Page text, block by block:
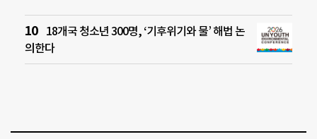
18개국 청소년 300명, ‘기후위기와 물’ 해법 논
의한다